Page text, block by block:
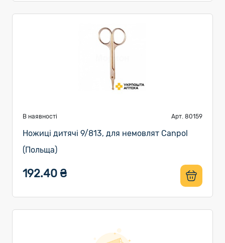
В наявності Арт. 80159
Ножиці дитячі 9/813, для немовлят Canpol
(Польща)
192.40 ₴